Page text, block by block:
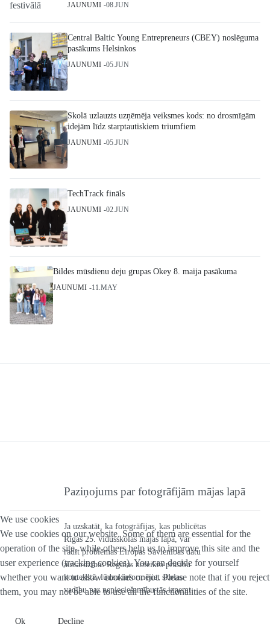
JAUNUMI 08.JUN
Central Baltic Young Entrepreneurs (CBEY) noslēguma
pasākums Helsinkos
JAUNUMI 05.JUN
Skolā uzlauzts uzņēmēja veiksmes kods: no drosmīgām
idejām līdz starptautiskiem triumfiem
JAUNUMI 05.JUN
TechTrack fināls
JAUNUMI 02.JUN
Bildes mūsdienu deju grupas Okey 8. maija pasākuma
JAUNUMI 11.MAY
Paziņojums par fotogrāfijām mājas lapā
Ja uzskatāt, ka fotogrāfijas, kas publicētas
Rīgas 25. vidusskolas mājas lapā, var
radīt problēmas Eiropas Savienības datu
aizsardzības Regulas noteikto prasību
kontekstā, lūdzu informējiet skolas
vadību par nepieciešamību tās izņemt.
We use cookies
We use cookies on our website. Some of them are essential for the
operation of the site, while others help us to improve this site and the
user experience (tracking cookies). You can decide for yourself
whether you want to allow cookies or not. Please note that if you reject
them, you may not be able to use all the functionalities of the site.
Ok Decline